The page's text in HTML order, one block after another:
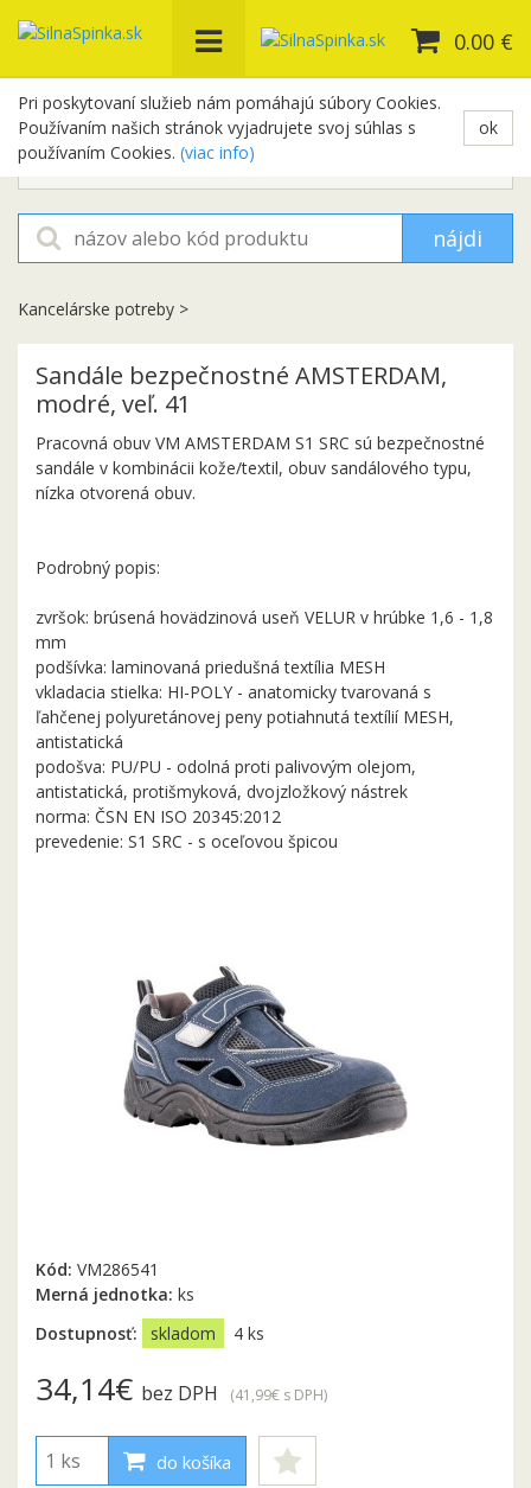
Pri poskytovaní služieb nám pomáhajú súbory Cookies.
Používaním našich stránok vyjadrujete svoj súhlas s
používaním Cookies. (viac info)
ok
0.00 €
+421 948 654 329
objednavky@silnaspinka.sk
nájdi
Kancelárske potreby >
Sandále bezpečnostné AMSTERDAM,
modré, veľ. 41
Pracovná obuv VM AMSTERDAM S1 SRC sú bezpečnostné
sandále v kombinácii kože/textil, obuv sandálového typu,
nízka otvorená obuv.
Podrobný popis:
zvršok: brúsená hovädzinová useň VELUR v hrúbke 1,6 - 1,8
mm
podšívka: laminovaná priedušná textília MESH
vkladacia stielka: HI-POLY - anatomicky tvarovaná s
ľahčenej polyuretánovej peny potiahnutá textílií MESH,
antistatická
podošva: PU/PU - odolná proti palivovým olejom,
antistatická, protišmyková, dvojzložkový nástrek
norma: ČSN EN ISO 20345:2012
prevedenie: S1 SRC - s oceľovou špicou
Kód: VM286541
Merná jednotka: ks
Dostupnosť:
skladom 4 ks
34,14€ bez DPH (41,99€ s DPH)
do košíka